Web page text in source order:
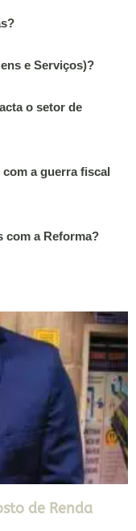
e Serviços)?
o setor de
a guerra fiscal
com a Reforma?
de Renda